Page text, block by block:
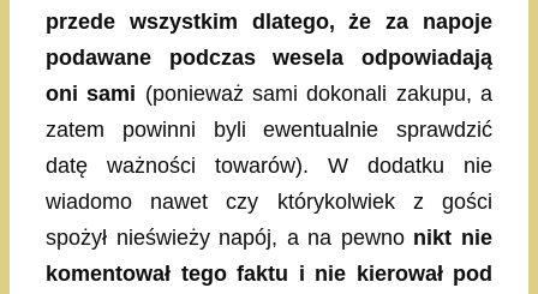
przede wszystkim dlatego, że za napoje
podawane podczas wesela odpowiadają
oni sami (ponieważ sami dokonali zakupu, a
zatem powinni byli ewentualnie sprawdzić
datę ważności towarów). W dodatku nie
wiadomo nawet czy którykolwiek z gości
spożył nieświeży napój, a na pewno nikt nie
komentował tego faktu i nie kierował pod